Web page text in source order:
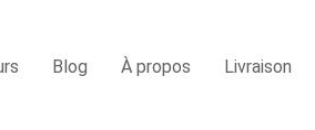
Blog À propos Livraison